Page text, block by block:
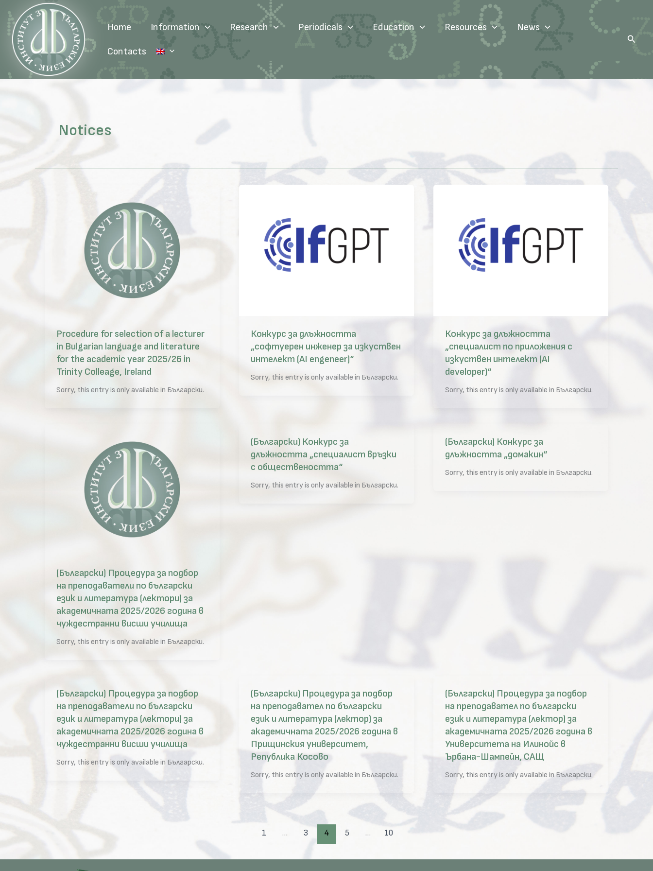
content
Home Information Research Periodicals Education Resources News
Contacts
Search
Notices
Procedure for selection of a lecturer
in Bulgarian language and literature
for the academic year 2025/26 in
Trinity Colleage, Ireland
Sorry, this entry is only available in Български.
Конкурс за длъжността
„софтуерен инженер за изкуствен
интелект (AI engeneer)“
Sorry, this entry is only available in Български.
Конкурс за длъжността
„специалист по приложения с
изкуствен интелект (AI
developer)“
Sorry, this entry is only available in Български.
(Български) Процедура за подбор
на преподаватели по български
език и литература (лектори) за
академичната 2025/2026 година в
чуждестранни висши училища
Sorry, this entry is only available in Български.
(Български) Конкурс за
длъжността „специалист връзки
с обществеността“
Sorry, this entry is only available in Български.
(Български) Конкурс за
длъжността „домакин“
Sorry, this entry is only available in Български.
(Български) Процедура за подбор
на преподаватели по български
език и литература (лектори) за
академичната 2025/2026 година в
чуждестранни висши училища
Sorry, this entry is only available in Български.
(Български) Процедура за подбор
на преподавател по български
език и литература (лектор) за
академичната 2025/2026 година в
Прищинския университет,
Република Косово
Sorry, this entry is only available in Български.
(Български) Процедура за подбор
на преподавател по български
език и литература (лектор) за
академичната 2025/2026 година в
Университета на Илинойс в
Ърбана-Шампейн, САЩ
Sorry, this entry is only available in Български.
1 … 3 4 5 … 10